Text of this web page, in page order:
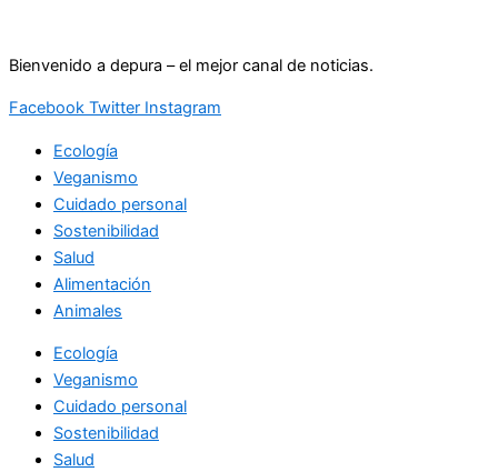
contenido
Bienvenido a depura – el mejor canal de noticias.
Facebook Twitter Instagram
Ecología
Veganismo
Cuidado personal
Sostenibilidad
Salud
Alimentación
Animales
Ecología
Veganismo
Cuidado personal
Sostenibilidad
Salud